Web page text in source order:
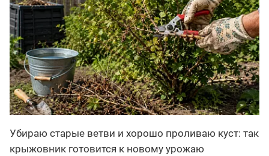
Убираю старые ветви и хорошо проливаю куст: так
крыжовник готовится к новому урожаю